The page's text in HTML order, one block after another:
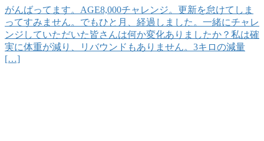
がんばってます。AGE8,000チャレンジ。更新を怠けてしま
ってすみません。でもひと月、経過しました。一緒にチャレ
ンジしていただいた皆さんは何か変化ありましたか？私は確
実に体重が減り、リバウンドもありません。3キロの減量
[…]